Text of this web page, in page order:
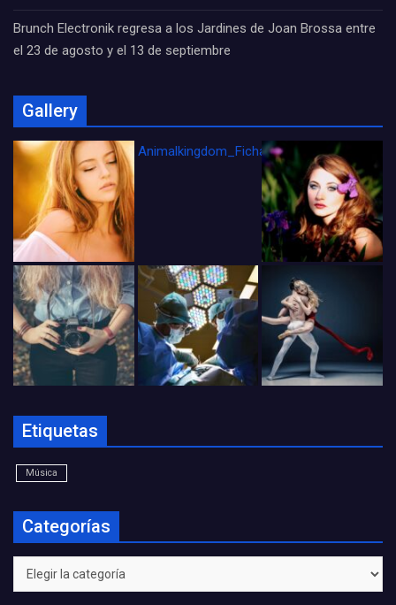
Brunch Electronik regresa a los Jardines de Joan Brossa entre
el 23 de agosto y el 13 de septiembre
Gallery
Animalkingdom_FichaCine
Etiquetas
Música
Categorías
Categorías